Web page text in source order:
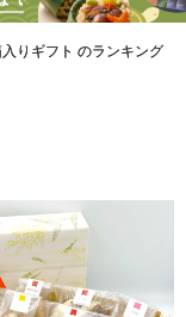
入りギフト のランキング